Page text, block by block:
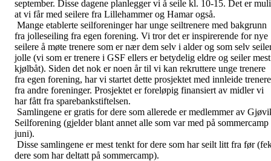
september. Disse dagene planlegger vi å seile kl. 10-15. Det er
at vi får med seilere fra Lillehammer og Hamar også.
Mange etablerte seilforeninger har unge seiltrenere med bakgrunn
fra jolleseiling fra egen forening. Vi tror det er inspirerende for nye
seilere å møte trenere som er nær dem selv i alder og som selv
jolle (vi som er trenere i GSF ellers er betydelig eldre og seiler mest
kjølbåt). Siden det nok er noen år til vi kan rekruttere unge trenere
fra egen forening, har vi startet dette prosjektet med innleide trenere
fra andre foreninger. Prosjektet er foreløpig finansiert av midler vi
har fått fra sparebankstiftelsen.
Samlingene er gratis for dere som allerede er medlemmer av
Seilforening (gjelder blant annet alle som var med på sommercamp
juni).
Disse samlingene er mest tenkt for dere som har seilt litt fra før
dere som har deltatt på sommercamp).